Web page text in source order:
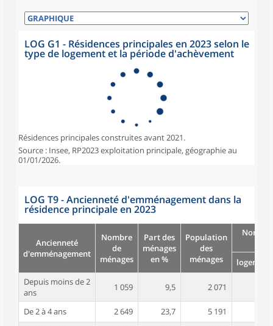
LOG G1 - Résidences principales en 2023 selon le
type de logement et la période d'achèvement
Résidences principales construites avant 2021.
Source : Insee, RP2023 exploitation principale, géographie au
01/01/2026.
LOG T9 - Ancienneté d'emménagement dans la
résidence principale en 2023
Ancienneté
d'emménagement
Nombre
de
ménages
Part des
ménages
en %
Population
des
ménages
logement
Depuis moins de 2
ans
1 059 9,5 2 071
De 2 à 4 ans 2 649 23,7 5 191